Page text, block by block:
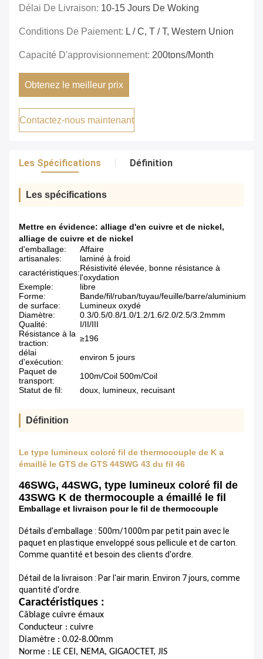
Délai De Livraison: 10-15 Jours De Woking
Conditions De Paiement: L / C, T / T, Western Union
Capacité D'approvisionnement: 200tons/month
Obtenez le meilleur prix
Contactez-nous maintenant
Les Spécifications Définition
Les spécifications
Mettre en évidence: alliage d'en cuivre et de nickel,
alliage de cuivre et de nickel
d'emballage:
Affaire
artisanales:
laminé à froid
caractéristiques:Résistivité élevée, bonne résistance à
l'oxydation
Exemple:
libre
Forme:
Bande/fil/ruban/tuyau/feuille/barre/aluminium
de surface:
Lumineux oxydé
Diamètre:
0.3/0.5/0.8/1.0/1.2/1.6/2.0/2.5/3.2mmm
Qualité:
I/II/III
Résistance à la
traction:
≥196
délai
d'exécution:
environ 5 jours
Paquet de
transport:
100m/Coil 500m/Coil
Statut de fil:
doux, lumineux, recuisant
Définition
Le type lumineux coloré fil de thermocouple de K a
émaillé le GTS de GTS 44SWG 43 du fil 46
46SWG, 44SWG, type lumineux coloré fil de
43SWG K de thermocouple a émaillé le fil
Emballage et livraison pour le fil de thermocouple
Détails d'emballage : 500m/1000m par petit pain avec le
paquet en plastique enveloppé sous pellicule et de carton.
Comme quantité et besoin des clients d'ordre.
Détail de la livraison : Par l'air marin. Environ 7 jours, comme
quantité d'ordre.
Caractéristiques :
Câblage cuivre émaux
Conducteur : cuivre
Diamètre : 0.02-8.00mm
Norme : LE CEI, NEMA, GIGAOCTET, JIS